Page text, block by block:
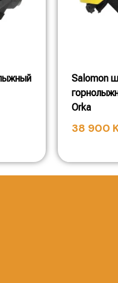
Salomon
Orka
38 900